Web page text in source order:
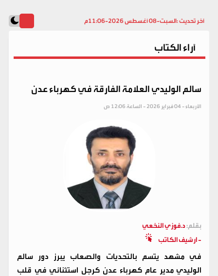
آخر تحديث :السبت-08 أغسطس 2026-11:06م
آراء الكتاب
سالم الوليدي العلامة الفارقة في كهرباء عدن
الأربعاء - 04 فبراير 2026 - الساعة 12:06 ص
بقلم:د.فوزي النخعي
- ارشيف الكاتب
في مشهد يتسم بالتحديات والصعاب يبرز دور سالم
الوليدي مدير عام كهرباء عدن كرجل استثنائي في قلب